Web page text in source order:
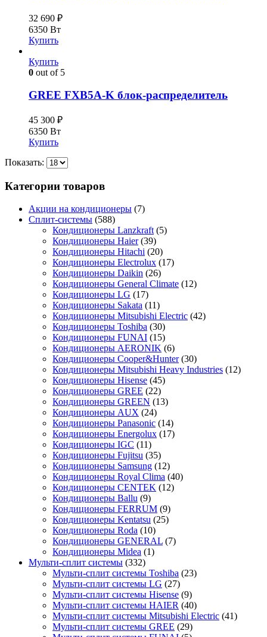
32 690 ₽
6350 Вт
Купить
Купить
0 out of 5
GREE FXB5A-K блок-распределитель
45 300 ₽
6350 Вт
Купить
Показать:
Категории товаров
Акции на кондиционеры (7)
Сплит-системы (588)
Кондиционеры Lanzkraft (5)
Кондиционеры Haier (39)
Кондиционеры Hitachi (20)
Кондиционеры Electrolux (17)
Кондиционеры Daikin (26)
Кондиционеры General Climate (12)
Кондиционеры LG (17)
Кондиционеры Sakata (11)
Кондиционеры Mitsubishi Electric (42)
Кондиционеры Toshiba (30)
Кондиционеры FUNAI (15)
Кондиционеры AERONIK (6)
Кондиционеры Cooper&Hunter (30)
Кондиционеры Mitsubishi Heavy Industries (12)
Кондиционеры Hisense (45)
Кондиционеры GREE (22)
Кондиционеры GREEN (13)
Кондиционеры AUX (24)
Кондиционеры Panasonic (14)
Кондиционеры Energolux (17)
Кондиционеры IGC (11)
Кондиционеры Fujitsu (35)
Кондиционеры Samsung (12)
Кондиционеры Royal Clima (40)
Кондиционеры CENTEK (12)
Кондиционеры Ballu (9)
Кондиционеры FERRUM (9)
Кондиционеры Kentatsu (25)
Кондиционеры Roda (10)
Кондиционеры GENERAL (7)
Кондиционеры Midea (1)
Мульти-сплит системы (332)
Мульти-сплит системы Toshiba (23)
Мульти-сплит системы LG (27)
Мульти-сплит системы Hisense (9)
Мульти-сплит системы HAIER (40)
Мульти-сплит системы Mitsubishi Electric (41)
Мульти-сплит системы GREE (29)